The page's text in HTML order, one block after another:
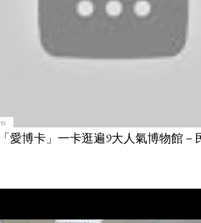
愛博卡」一卡逛遍9大人氣博物館－